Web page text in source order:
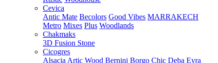
Cevica
Antic Mate Becolors Good Vibes MARRAKECH
Metro Mixes Plus Woodlands
Chakmaks
3D Fusion Stone
Cicogres
Alsacia Artic Wood Bernini Borgo Chic Deba Eyra